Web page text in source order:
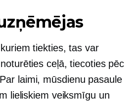
tiekties, tas var
ceļā, tiecoties pēc
laimi, mūsdienu pasaule
lieliskiem veiksmīgu un